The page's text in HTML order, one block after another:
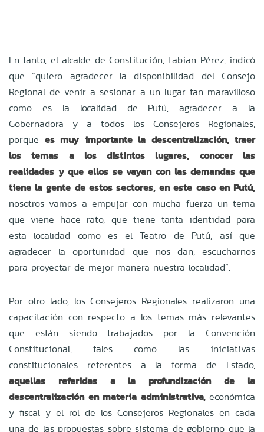
En tanto, el alcalde de Constitución, Fabian Pérez, indicó
que “quiero agradecer la disponibilidad del Consejo
Regional de venir a sesionar a un lugar tan maravilloso
como es la localidad de Putú, agradecer a la
Gobernadora y a todos los Consejeros Regionales,
porque es muy importante la descentralización, traer
los temas a los distintos lugares, conocer las
realidades y que ellos se vayan con las demandas que
tiene la gente de estos sectores, en este caso en Putú,
nosotros vamos a empujar con mucha fuerza un tema
que viene hace rato, que tiene tanta identidad para
esta localidad como es el Teatro de Putú, así que
agradecer la oportunidad que nos dan, escucharnos
para proyectar de mejor manera nuestra localidad”.
Por otro lado, los Consejeros Regionales realizaron una
capacitación con respecto a los temas más relevantes
que están siendo trabajados por la Convención
Constitucional, tales como las iniciativas
constitucionales referentes a la forma de Estado,
aquellas referidas a la profundización de la
descentralización en materia administrativa,económica
y fiscal y el rol de los Consejeros Regionales en cada
una de las propuestas sobre sistema de gobierno que la